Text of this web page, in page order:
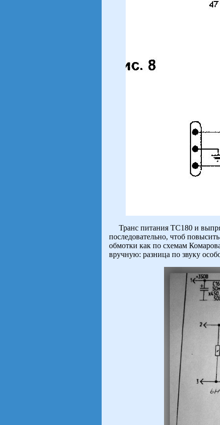
Транс питания ТС180 и
последовательно, чтоб
обмотки как по схемам
вручную: разница по звуку